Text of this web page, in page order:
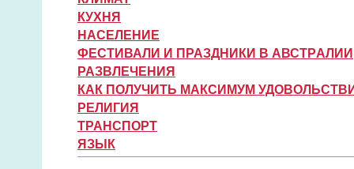
КУХНЯ
НАСЕЛЕНИЕ
ФЕСТИВАЛИ И ПРАЗДНИКИ В АВСТPАЛИИ
РАЗВЛЕЧЕНИЯ
КАК ПОЛУЧИТЬ МАКСИМУМ
РЕЛИГИЯ
ТРАНСПОРТ
ЯЗЫК